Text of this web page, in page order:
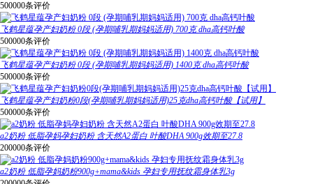
500000条评价
飞鹤星蕴孕产妇奶粉 0段 (孕期哺乳期妈妈适用) 700克 dha高钙叶酸
500000条评价
飞鹤星蕴孕产妇奶粉 0段 (孕期哺乳期妈妈适用) 1400克 dha高钙叶酸
500000条评价
飞鹤星蕴孕产妇奶粉0段(孕期哺乳期妈妈适用)25克dha高钙叶酸【试用】
500000条评价
a2奶粉 低脂孕妈孕妇奶粉 含天然A2蛋白 叶酸DHA 900g效期至27.8
200000条评价
a2奶粉 低脂孕妈奶粉900g+mama&kids 孕妇专用抚纹霜身体乳3g